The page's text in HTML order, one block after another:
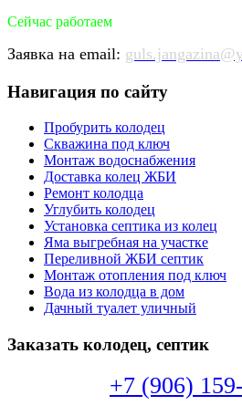
Сейчас работаем
Заявка на email:
Навигация по сайту
Пробурить колодец
Скважина под ключ
Монтаж водоснабжения
Доставка колец ЖБИ
Ремонт колодца
Углубить колодец
Установка септика из колец
Яма выгребная на участке
Переливной ЖБИ септик
Монтаж отопления под ключ
Вода из колодца в дом
Дачный туалет уличный
Заказать колодец, септик
+7 (906)